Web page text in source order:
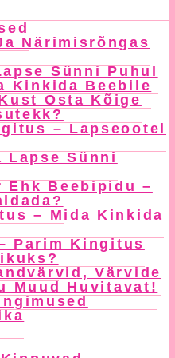
Närimisrõngas
Sünni Puhul
Kinkida Beebile
Osta Kõige
– Lapseootel
Lapse Sünni
Ehk Beebipidu –
– Mida Kinkida
Parim Kingitus
Värvide
Muud Huvitavat!